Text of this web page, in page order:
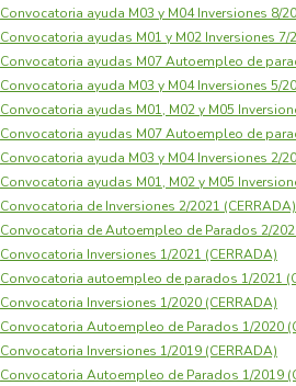
Convocatoria ayuda M03 y M04 Inversiones 8/
Convocatoria ayudas M01 y M02 Inversiones 7/
Convocatoria ayudas M07 Autoempleo de
Convocatoria ayuda M03 y M04 Inversiones 5/
Convocatoria ayudas M01, M02 y M05
Convocatoria ayudas M07 Autoempleo de
Convocatoria ayuda M03 y M04 Inversiones 2/
Convocatoria ayudas M01, M02 y M05
Convocatoria de Inversiones 2/2021 (CERRADA)
Convocatoria de Autoempleo de Parados 2/
Convocatoria Inversiones 1/2021 (CERRADA)
Convocatoria autoempleo de parados 1/2021
Convocatoria Inversiones 1/2020 (CERRADA)
Convocatoria Autoempleo de Parados 1/2020
Convocatoria Inversiones 1/2019 (CERRADA)
Convocatoria Autoempleo de Parados 1/2019